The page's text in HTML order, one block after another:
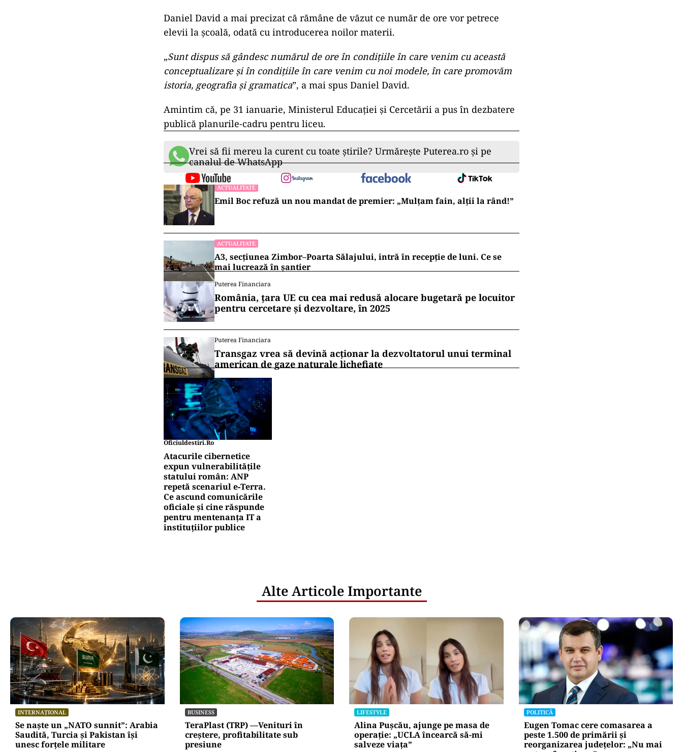
Daniel David a mai precizat că rămâne de văzut ce număr de ore vor petrece
elevii la școală, odată cu introducerea noilor materii.
„Sunt dispus să gândesc numărul de ore în condițiile în care venim cu această
conceptualizare și în condițiile în care venim cu noi modele, în care promovăm
istoria, geografia și gramatica”, a mai spus Daniel David.
Amintim că, pe 31 ianuarie, Ministerul Educației și Cercetării a pus în dezbatere
publică planurile-cadru pentru liceu.
Vrei să fii mereu la curent cu toate știrile? Urmărește Puterea.ro și pe
canalul de WhatsApp
ACTUALITATE
Emil Boc refuză un nou mandat de premier: „Mulțam fain, alții la rând!”
ACTUALITATE
A3, secțiunea Zimbor–Poarta Sălajului, intră în recepție de luni. Ce se
mai lucrează în șantier
Puterea Financiara
România, țara UE cu cea mai redusă alocare bugetară pe locuitor
pentru cercetare și dezvoltare, în 2025
Puterea Financiara
Transgaz vrea să devină acționar la dezvoltatorul unui terminal
american de gaze naturale lichefiate
Oficiuldestiri.ro
Atacurile cibernetice
expun vulnerabilitățile
statului român: ANP
repetă scenariul e‑Terra.
Ce ascund comunicările
oficiale și cine răspunde
pentru mentenanța IT a
instituțiilor publice
Alte Articole Importante
INTERNAȚIONAL
Se naște un „NATO sunnit”: Arabia
Saudită, Turcia și Pakistan își
unesc forțele militare
BUSINESS
TeraPlast (TRP) —Venituri în
creștere, profitabilitate sub
presiune
LIFESTYLE
Alina Pușcău, ajunge pe masa de
operație: „UCLA încearcă să-mi
salveze viața”
POLITICĂ
Eugen Tomac cere comasarea a
peste 1.500 de primării și
reorganizarea județelor: „Nu mai